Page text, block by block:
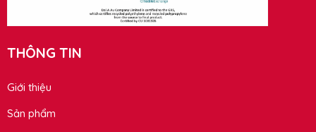
THÔNG TIN
Giới thiệu
Sản phẩm